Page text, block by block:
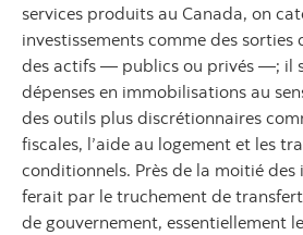
services produits au Canada, on
investissements comme des
des actifs — publics ou privés —; il
dépenses en immobilisations au
des outils plus discrétionnaires
fiscales, l’aide au logement et les
conditionnels. Près de la moitié des
ferait par le truchement de
de gouvernement, essentiellement